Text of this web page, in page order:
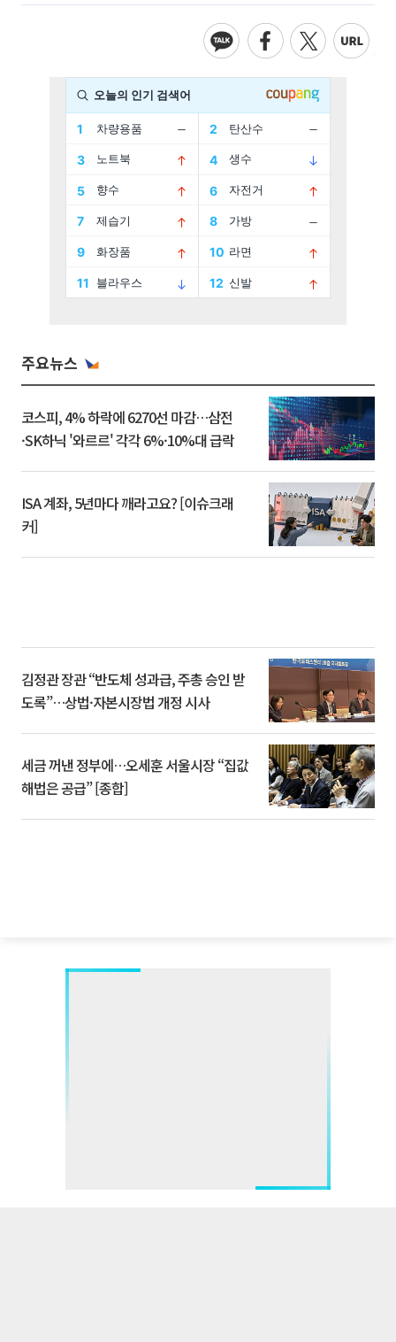
주요뉴스
코스피, 4% 하락에 6270선 마감…삼전
·SK하닉 '와르르' 각각 6%·10%대 급락
ISA 계좌, 5년마다 깨라고요? [이슈크래
커]
김정관 장관 “반도체 성과급, 주총 승인 받
도록”…상법·자본시장법 개정 시사
세금 꺼낸 정부에…오세훈 서울시장 “집값
해법은 공급” [종합]